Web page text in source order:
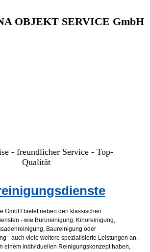
OBJEKT SERVICE GmbH
- freundlicher Service - Top-
Qualität
GmbH bietet neben den klassischen
- wie Büroreinigung, Kinoreinigung,
Baureinigung oder
- auch viele weitere spezialisierte Leistungen an.
einem individuellen Reinigungskonzept haben,